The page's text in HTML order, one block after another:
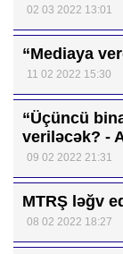
02 03 2022 13:01
“Mediaya
11 02 2022 15:30
“Üçüncü
veriləcək? -
09 02 2022 21:31
MTRŞ ləğv
08 02 2022 18:27